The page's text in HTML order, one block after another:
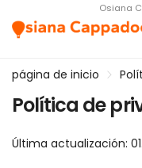
Osiana
página de inicio
Política de
Última actualización: